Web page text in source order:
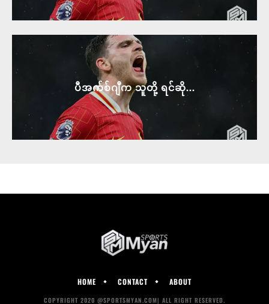
ပီအက်စ်ဂျီက သူတို့ ရင်ဆို...
HOME CONTACT ABOUT
COPYRIGHT 2020 @SPORTSMYAN.COM| ALL RIGHT RESERVED.